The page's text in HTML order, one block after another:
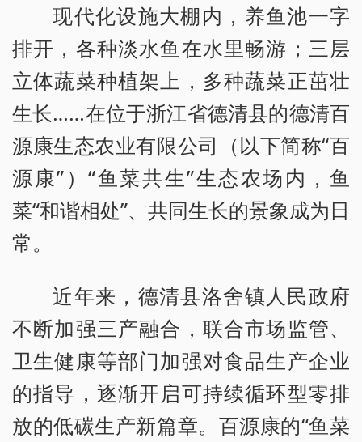
现代化设施大棚内，养鱼池一字
排开，各种淡水鱼在水里畅游；三层
立体蔬菜种植架上，多种蔬菜正茁壮
生长……在位于浙江省德清县的德清百
源康生态农业有限公司（以下简称“百
源康”）“鱼菜共生”生态农场内，鱼
菜“和谐相处”、共同生长的景象成为日
常。
近年来，德清县洛舍镇人民政府
不断加强三产融合，联合市场监管、
卫生健康等部门加强对食品生产企业
的指导，逐渐开启可持续循环型零排
放的低碳生产新篇章。百源康的“鱼菜